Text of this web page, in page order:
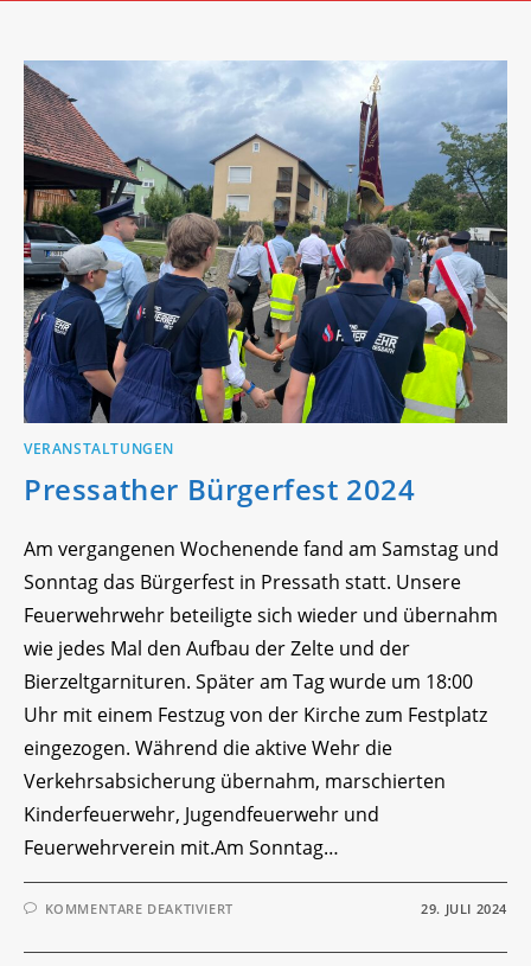
VERANSTALTUNGEN
Pressather Bürgerfest 2024
Am vergangenen Wochenende fand am Samstag und
Sonntag das Bürgerfest in Pressath statt. Unsere
Feuerwehrwehr beteiligte sich wieder und übernahm
wie jedes Mal den Aufbau der Zelte und der
Bierzeltgarnituren. Später am Tag wurde um 18:00
Uhr mit einem Festzug von der Kirche zum Festplatz
eingezogen. Während die aktive Wehr die
Verkehrsabsicherung übernahm, marschierten
Kinderfeuerwehr, Jugendfeuerwehr und
Feuerwehrverein mit.Am Sonntag…
KOMMENTARE DEAKTIVIERTFÜR
2024
29. JULI 2024